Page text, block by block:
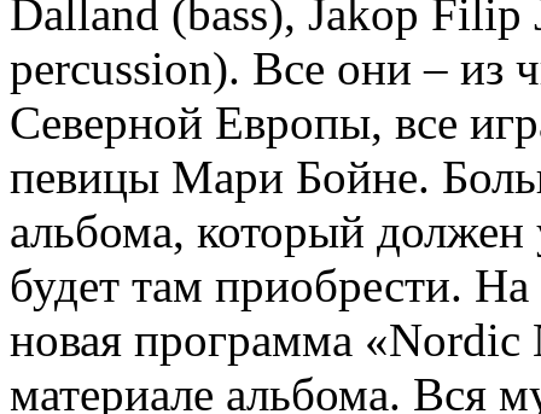
Dalland (bass), Jakop Filip
percussion). Все они – из
Северной Европы, все
певицы Мари Бойне.
альбома, который
будет там приобрести.
новая программа «Nordic
материале альбома. Вся